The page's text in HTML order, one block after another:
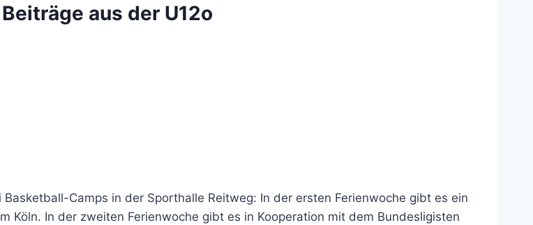
aus der U12o
Camps in der Sporthalle Reitweg: In der ersten Ferienwoche gibt es ein
Köln. In der zweiten Ferienwoche gibt es in Kooperation mit dem Bundesligisten